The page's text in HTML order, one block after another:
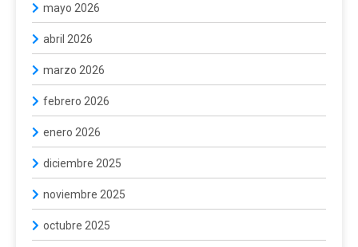
mayo 2026
abril 2026
marzo 2026
febrero 2026
enero 2026
diciembre 2025
noviembre 2025
octubre 2025